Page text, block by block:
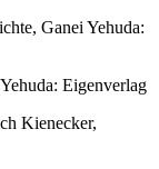
Ganei Yehuda:
Eigenverlag
Kienecker,